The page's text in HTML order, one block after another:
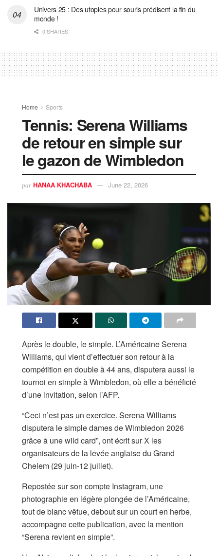
Univers 25 : Des utopies pour souris prédisent la fin du
monde !
0 SHARES
Home Sports
Tennis: Serena Williams
de retour en simple sur
le gazon de Wimbledon
par HANAA KHACHABA June 22, 2026
Après le double, le simple. L’Américaine Serena
Williams, qui vient d’effectuer son retour à la
compétition en double à 44 ans, disputera aussi le
tournoi en simple à Wimbledon, où elle a bénéficié
d’une invitation, selon l’AFP.
“Ceci n’est pas un exercice. Serena Williams
disputera le simple dames de Wimbledon 2026
grâce à une wild card”, ont écrit sur X les
organisateurs de la levée anglaise du Grand
Chelem (29 juin-12 juillet).
Repostée sur son compte Instagram, une
photographie en légère plongée de l’Américaine,
tout de blanc vêtue, debout sur un court en herbe,
accompagne cette publication, avec la mention
“Serena revient en simple”.